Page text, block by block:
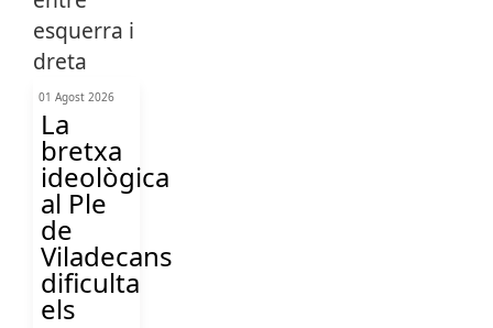
01 Agost 2026
La
bretxa
ideològica
al Ple
de
Viladecans
dificulta
els